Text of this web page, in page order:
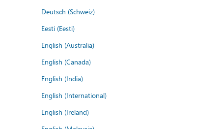
Deutsch (Schweiz)
Eesti (Eesti)
English (Australia)
English (Canada)
English (India)
English (International)
English (Ireland)